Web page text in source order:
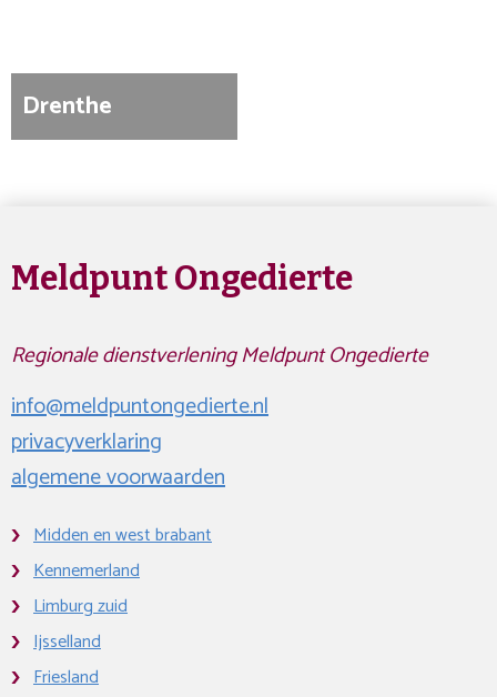
Drenthe
Meldpunt Ongedierte
Regionale dienstverlening Meldpunt Ongedierte
info@meldpuntongedierte.nl
privacyverklaring
algemene voorwaarden
Midden en west brabant
Kennemerland
Limburg zuid
Ijsselland
Friesland